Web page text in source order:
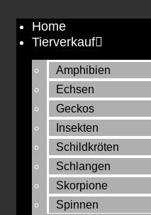
Inhalt
springen
Home
Tierverkauf
Amphibien
Echsen
Geckos
Insekten
Schildkröten
Schlangen
Skorpione
Spinnen